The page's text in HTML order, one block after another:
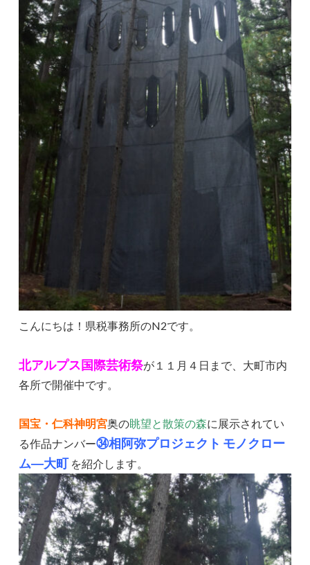
こんにちは！県税事務所のN2です。
北アルプス国際芸術祭が１１月４日まで、大町市内
各所で開催中です。
国宝・仁科神明宮奥の眺望と散策の森に展示されてい
る作品ナンバー㉞相阿弥プロジェクト モノクロー
ム―大町を紹介します。